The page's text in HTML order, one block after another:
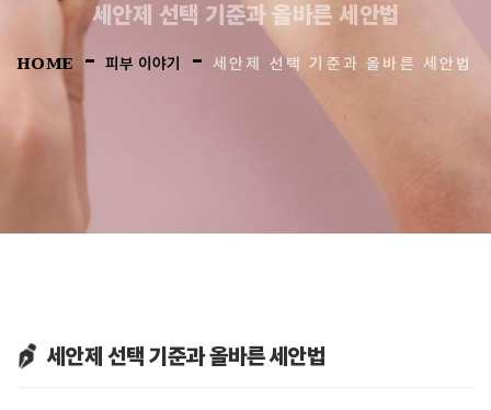
세안제 선택 기준과 올바른 세안법
HOME -피부 이야기 - 세안제 선택 기준과 올바른 세안법
세안제 선택 기준과 올바른 세안법